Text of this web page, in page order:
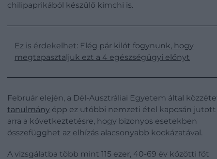
chilipaprikából készülő kimchi is.
Ez is érdekelhet: Elég pár kilót fogynunk, hogy
megtapasztaljuk ezt a 4 egészségügyi előnyt
Február elején, a Dél-Ausztráliai Egyetem által
tanulmány épp ez utóbbi nemzeti étel kapcsán jutott
arra a következtetésre, hogy bizonyos esetekben
összefügghet az elhízás alacsonyabb kockázatával.
A vizsgálatba több mint 115 ezer, 40-69 év közötti főt